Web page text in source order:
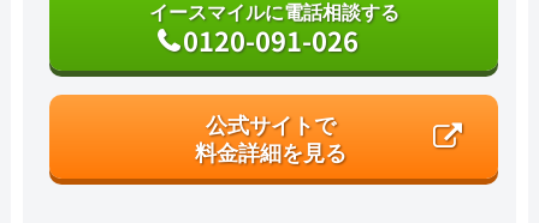
イースマイルに電話相談する
0120-091-026
公式サイトで
料金詳細を見る